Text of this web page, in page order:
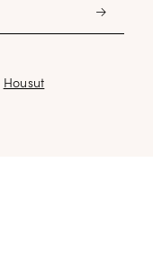
Housut